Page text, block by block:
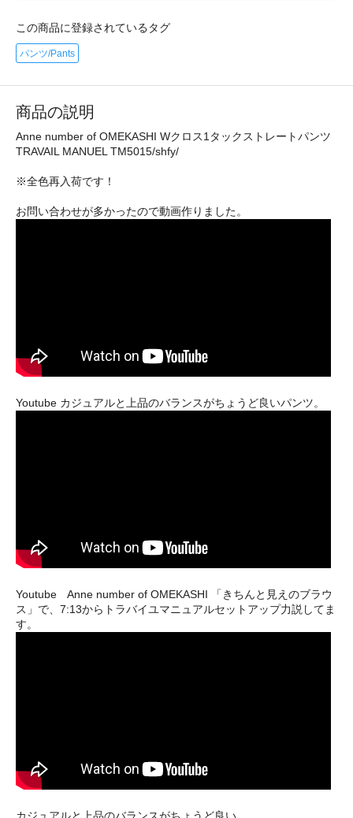
この商品に登録されているタグ
パンツ/Pants
商品の説明
Anne number of OMEKASHI Wクロス1タックストレートパンツ
TRAVAIL MANUEL TM5015/shfy/
※全色再入荷です！
お問い合わせが多かったので動画作りました。
Youtube カジュアルと上品のバランスがちょうど良いパンツ。
Youtube Anne number of OMEKASHI 「きちんと見えのブラウ
ス」で、7:13からトラバイユマニュアルセットアップ力説してま
す。